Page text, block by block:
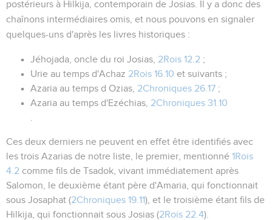
postérieurs à Hilkija, contemporain de Josias. Il y a donc des
chaînons intermédiaires omis, et nous pouvons en signaler
quelques-uns d'après les livres historiques :
Jéhojada, oncle du roi Josias, 2Rois 12.2 ;
Urie au temps d'Achaz 2Rois 16.10 et suivants ;
Azaria au temps d Ozias, 2Chroniques 26.17 ;
Azaria au temps d'Ezéchias, 2Chroniques 31.10
Ces deux derniers ne peuvent en effet être identifiés avec
les trois Azarias de notre liste, le premier, mentionné 1Rois
4.2 comme fils de Tsadok, vivant immédiatement après
Salomon, le deuxième étant père d'Amaria, qui fonctionnait
sous Josaphat (2Chroniques 19.11), et le troisième étant fils de
Hilkija, qui fonctionnait sous Josias (2Rois 22.4).